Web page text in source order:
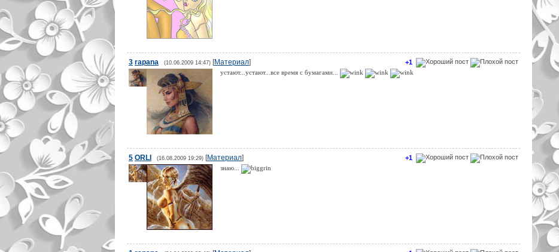
+1
3 rapana (10.06.2009 14:47) [Материал]
устают...устают...все время с бумагами...
+1
5 ORLI (16.08.2009 19:29) [Материал]
знаю...